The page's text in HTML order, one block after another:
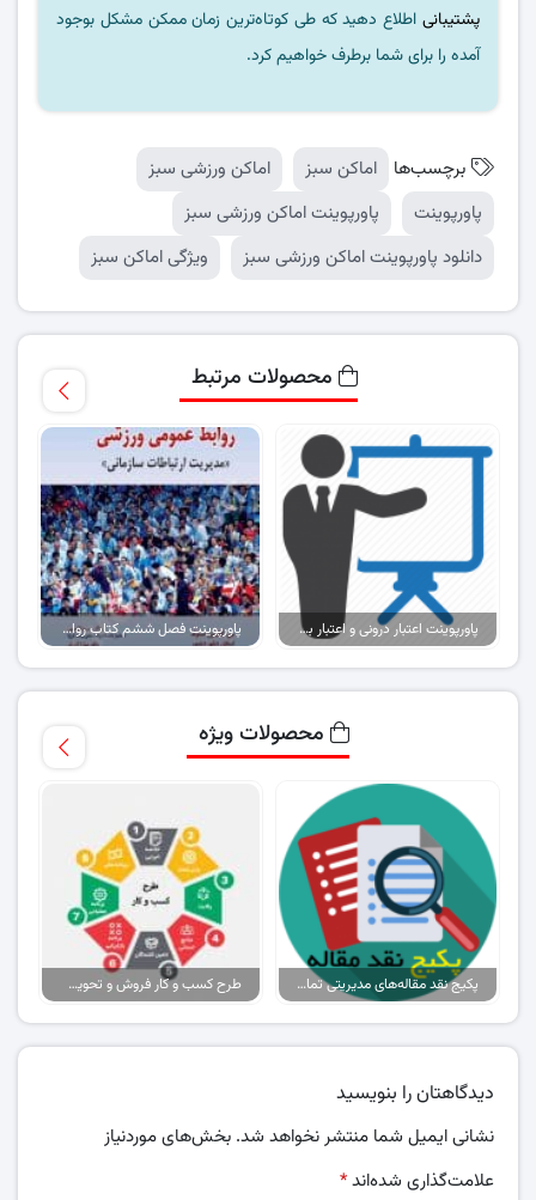
پشتیبانی اطلاع دهید که طی کوتاه‌ترین زمان ممکن مشکل بوجود
آمده را برای شما برطرف خواهیم کرد.
برچسب‌ها اماکن سبز
اماکن ورزشی سبز
پاورپوینت
پاورپوینت اماکن ورزشی سبز
دانلود پاورپوینت اماکن ورزشی سبز
ویژگی اماکن سبز
محصولات مرتبط
پاورپوینت اعتبار درونی و اعتبار بیرونی در تحقیقات پاورپوینت فصل ششم کتاب روابط عمومی ورزشی
محصولات ویژه
پکیج نقد مقاله‌های مدیریتی تمام گرایش‌ها طرح کسب و کار فروش و تحویل پیتزا در ایران
دیدگاهتان را بنویسید
نشانی ایمیل شما منتشر نخواهد شد. بخش‌های موردنیاز
علامت‌گذاری شده‌اند*